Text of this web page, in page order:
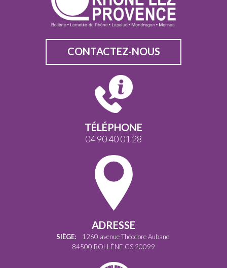
CONTACTEZ-NOUS
TÉLÉPHONE
04 90 40 01 28
ADRESSE
SIÈGE: 1260 avenue Théodore Aubanel
84500 BOLLÈNE CS 20099